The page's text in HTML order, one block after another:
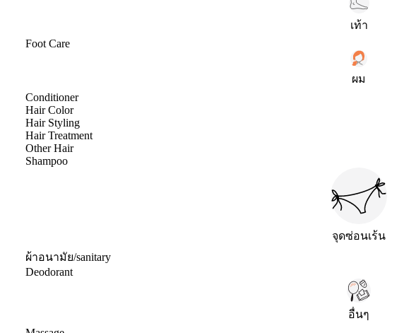
เท้า
Foot Care
ผม
Conditioner
Hair Color
Hair Styling
Hair Treatment
Other Hair
Shampoo
จุดซ่อนเร้น
ผ้าอนามัย/sanitary
Deodorant
อื่นๆ